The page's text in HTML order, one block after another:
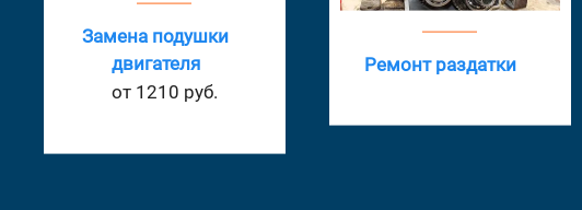
Ремонт раздатки
от 825 руб.